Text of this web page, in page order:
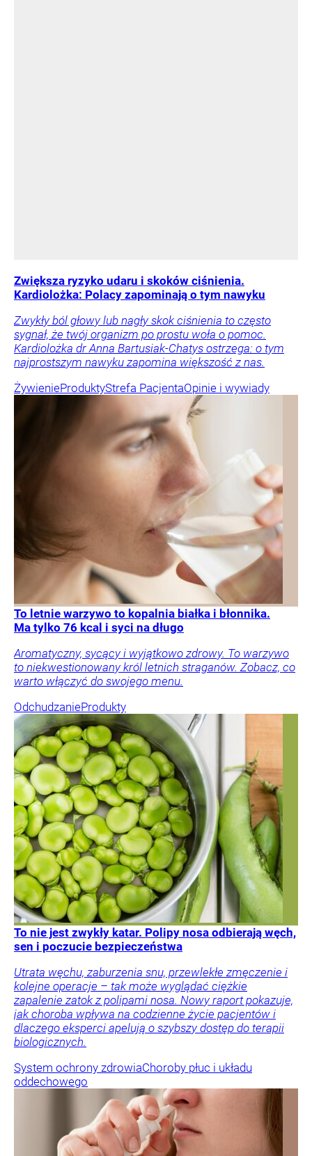
Zwiększa ryzyko udaru i skoków ciśnienia.
Kardiolożka: Polacy zapominają o tym nawyku
Zwykły ból głowy lub nagły skok ciśnienia to często
sygnał, że twój organizm po prostu woła o pomoc.
Kardiolożka dr Anna Bartusiak-Chatys ostrzega: o tym
najprostszym nawyku zapomina większość z nas.
ŻywienieProduktyStrefa PacjentaOpinie i wywiady
To letnie warzywo to kopalnia białka i błonnika.
Ma tylko 76 kcal i syci na długo
Aromatyczny, sycący i wyjątkowo zdrowy. To warzywo
to niekwestionowany król letnich straganów. Zobacz, co
warto włączyć do swojego menu.
OdchudzanieProdukty
To nie jest zwykły katar. Polipy nosa odbierają węch,
sen i poczucie bezpieczeństwa
Utrata węchu, zaburzenia snu, przewlekłe zmęczenie i
kolejne operacje – tak może wyglądać ciężkie
zapalenie zatok z polipami nosa. Nowy raport pokazuje,
jak choroba wpływa na codzienne życie pacjentów i
dlaczego eksperci apelują o szybszy dostęp do terapii
biologicznych.
System ochrony zdrowiaChoroby płuc i układu
oddechowego